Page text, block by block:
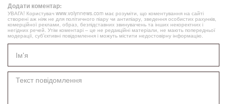
Додати коментар:
УВАГА! Користувач www.volynnews.com має розуміти, що коментування на сайті
створені аж ніяк не для політичного піару чи антипіару, зведення особистих рахунків,
комерційної реклами, образ, безпідставних звинувачень та інших некоректних і
негідних речей. Утім коментарі – це не редакційні матеріали, не мають попередньої
модерації, суб’єктивні повідомлення і можуть містити недостовірну інформацію.